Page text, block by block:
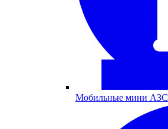
Мобильные мини АЗС